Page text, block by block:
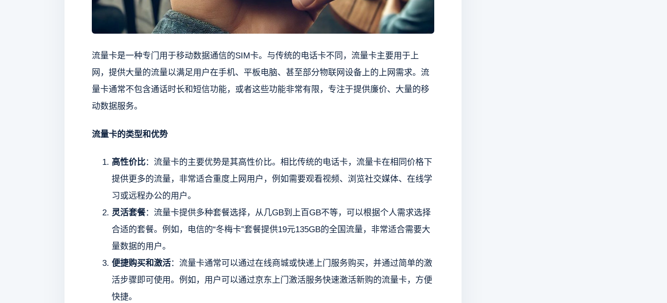
流量卡是一种专门用于移动数据通信的SIM卡。与传统的电话卡不同，流量卡主要用于上
网，提供大量的流量以满足用户在手机、平板电脑、甚至部分物联网设备上的上网需求。流
量卡通常不包含通话时长和短信功能，或者这些功能非常有限，专注于提供廉价、大量的移
动数据服务。
流量卡的类型和优势
高性价比：流量卡的主要优势是其高性价比。相比传统的电话卡，流量卡在相同价格下
提供更多的流量，非常适合重度上网用户，例如需要观看视频、浏览社交媒体、在线学
习或远程办公的用户。
灵活套餐：流量卡提供多种套餐选择，从几GB到上百GB不等，可以根据个人需求选择
合适的套餐。例如，电信的“冬梅卡”套餐提供19元135GB的全国流量，非常适合需要大
量数据的用户。
便捷购买和激活：流量卡通常可以通过在线商城或快递上门服务购买，并通过简单的激
活步骤即可使用。例如，用户可以通过京东上门激活服务快速激活新购的流量卡，方便
快捷。